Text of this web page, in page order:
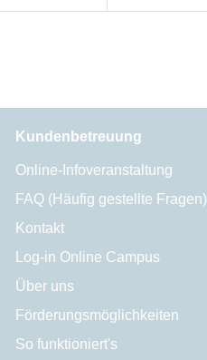
Kundenbetreuung
Online-Infoveranstaltung
FAQ (Häufig gestellte Fragen)
Kontakt
Log-in Online Campus
Über uns
Förderungsmöglichkeiten
So funktioniert's